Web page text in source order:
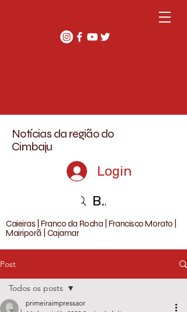
Notícias da região do
Cimbaju
Login
Buscar
Caieiras | Franco da Rocha | Francisco Morato |
Mairiporã | Cajamar
Post
Todos os posts
primeiraimpressaor